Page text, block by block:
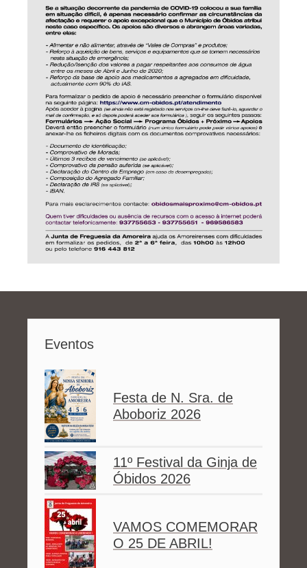
Eventos
Festa de N. Sra. de
Aboboriz 2026
11º Festival da Ginja de
Óbidos 2026
VAMOS COMEMORAR
O 25 DE ABRIL!